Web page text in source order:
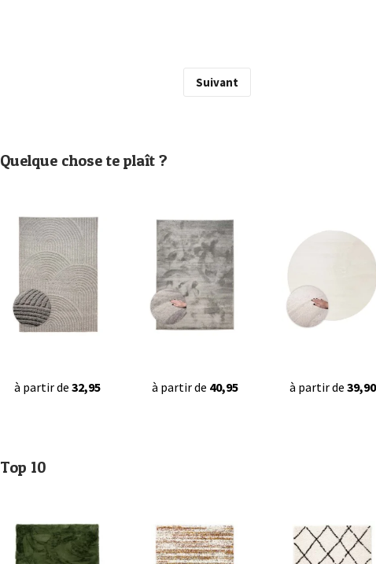
Suivant
Quelque chose te plaît ?
à partir de 32,95 à partir de 40,95 à partir de 39,90
Top 10